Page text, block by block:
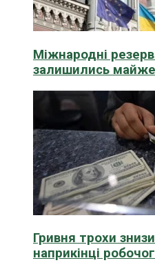
Міжнародні
залишились
Гривня трохи
наприкінці